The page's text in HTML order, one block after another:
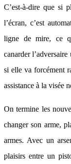
C’est-à-dire que si
l’écran, c’est
ligne de mire, ce
canarder
si elle va forcément
assistance à la visée
On termine les
changer son arme,
armes. Avec un
plaisirs entre un